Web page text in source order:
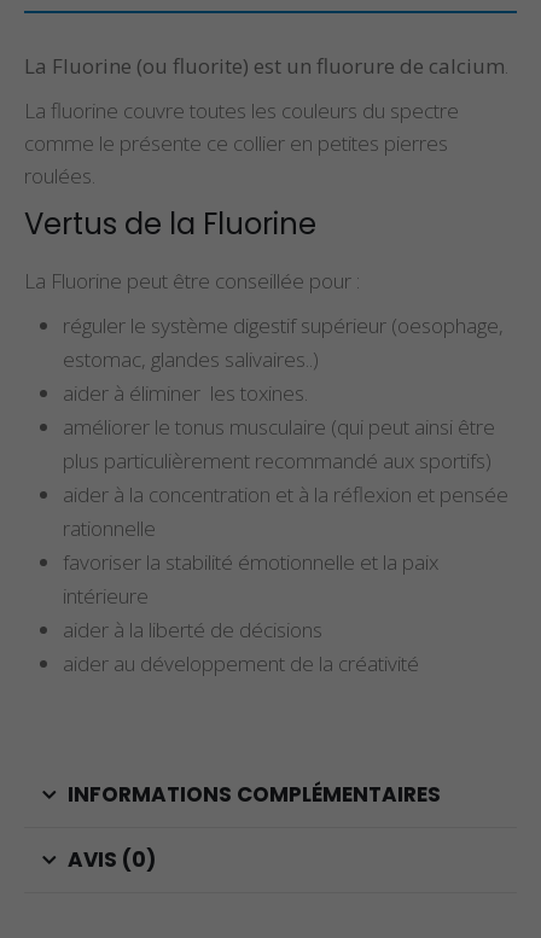
La Fluorine (ou fluorite) est un fluorure de calcium.
La fluorine couvre toutes les couleurs du spectre
comme le présente ce collier en petites pierres
roulées.
Vertus de la Fluorine
La Fluorine peut être conseillée pour :
réguler le système digestif supérieur (oesophage,
estomac, glandes salivaires..)
aider à éliminer les toxines.
améliorer le tonus musculaire (qui peut ainsi être
plus particulièrement recommandé aux sportifs)
aider à la concentration et à la réflexion et pensée
rationnelle
favoriser la stabilité émotionnelle et la paix
intérieure
aider à la liberté de décisions
aider au développement de la créativité
INFORMATIONS COMPLÉMENTAIRES
AVIS (0)